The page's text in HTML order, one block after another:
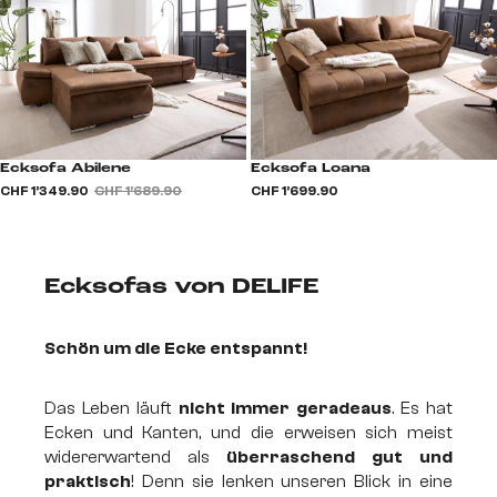
Ecksofa Abilene
CHF 1’349.90 CHF 1’689.90
Ecksofa Loana
CHF 1’699.90
Ecksofas von DELIFE
Schön um die Ecke entspannt!
Das Leben läuft nicht immer geradeaus. Es hat
Ecken und Kanten, und die erweisen sich meist
widererwartend als überraschend gut und
praktisch! Denn sie lenken unseren Blick in eine